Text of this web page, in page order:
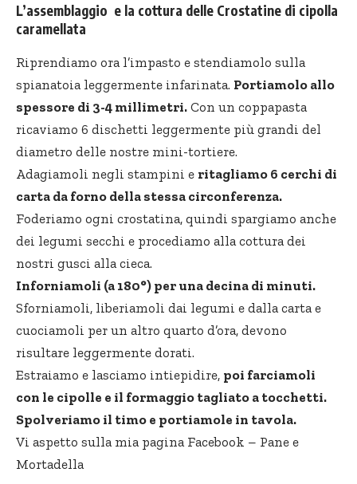
L’assemblaggio e la cottura delle Crostatine di cipolla
caramellata
Riprendiamo ora l’impasto e stendiamolo sulla
spianatoia leggermente infarinata. Portiamolo allo
spessore di 3-4 millimetri. Con un coppapasta
ricaviamo 6 dischetti leggermente più grandi del
diametro delle nostre mini-tortiere.
Adagiamoli negli stampini e ritagliamo 6 cerchi di
carta da forno della stessa circonferenza.
Foderiamo ogni crostatina, quindi spargiamo anche
dei legumi secchi e procediamo alla cottura dei
nostri gusci alla cieca.
Inforniamoli (a 180°) per una decina di minuti.
Sforniamoli, liberiamoli dai legumi e dalla carta e
cuociamoli per un altro quarto d’ora, devono
risultare leggermente dorati.
Estraiamo e lasciamo intiepidire, poi farciamoli
con le cipolle e il formaggio tagliato a tocchetti.
Spolveriamo il timo e portiamole in tavola.
Vi aspetto sulla mia pagina Facebook – Pane e
Mortadella